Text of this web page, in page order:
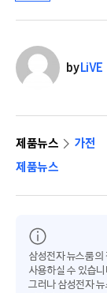
byLiVE
제품뉴스
가전
제품뉴스
삼성전자 뉴스룸의
사용하실 수 있습니
그러나 삼성전자